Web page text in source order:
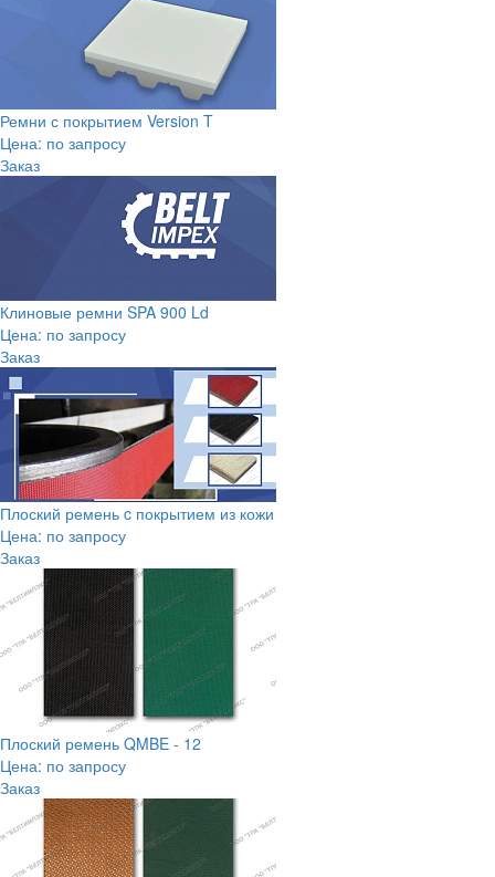
Ремни с покрытием Version T
Цена: по запросу
Заказ
Клиновые ремни SPA 900 Ld
Цена: по запросу
Заказ
Плоский ремень c покрытием из кожи
Цена: по запросу
Заказ
Плоский ремень QMBE - 12
Цена: по запросу
Заказ